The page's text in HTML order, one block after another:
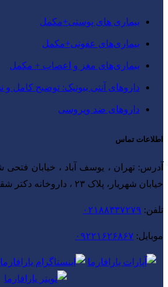
بیماری‌ های پوستی+مکمل
بیماری‌های عفونی+مکمل
بیماری‌های مغز و اعصاب + مکمل
داروهای آنتی‌ بیوتیک: توضیح کامل و
داروهای ضد ویروسی
اطلاعات تماس
آدرس: تهران ، یوسف آباد ، خیابان
خیابان شهریار، پلاک ۲۳ ، داروخانه دکتر شقایق گنجه
تلفن: ۰۲۱۸۸۳۳۷۲۷۹
موبایل: ۰۹۲۲۱۶۲۶۸۶۷